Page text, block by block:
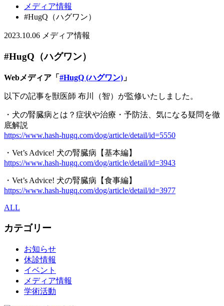
メディア情報
#HugQ（ハグワン）
2023.10.06 メディア情報
#HugQ（ハグワン）
Webメディア「 #HugQ (ハグワン) 」
以下の記事を獣医師 布川（智）が監修いたしました。
・犬の腎臓病とは？症状や治療・予防法、気になる疑問を徹
底解説
https://www.hash-hugq.com/dog/article/detail/id=5550
・Vet’s Advice! 犬の腎臓病【基本編】
https://www.hash-hugq.com/dog/article/detail/id=3943
・Vet’s Advice! 犬の腎臓病【食事編】
https://www.hash-hugq.com/dog/article/detail/id=3977
ALL
カテゴリー
お知らせ
休診情報
イベント
メディア情報
学術活動